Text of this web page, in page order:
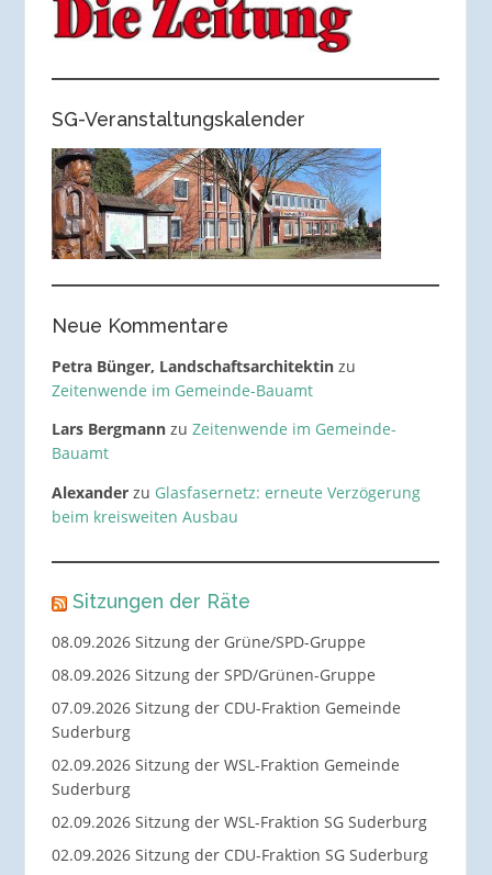
SG-Veranstaltungskalender
Neue Kommentare
Petra Bünger, Landschaftsarchitektinzu
Zeitenwende im Gemeinde-Bauamt
Lars Bergmannzu Zeitenwende im Gemeinde-
Bauamt
Alexanderzu Glasfasernetz: erneute Verzögerung
beim kreisweiten Ausbau
Sitzungen der Räte
08.09.2026 Sitzung der Grüne/SPD-Gruppe
08.09.2026 Sitzung der SPD/Grünen-Gruppe
07.09.2026 Sitzung der CDU-Fraktion Gemeinde
Suderburg
02.09.2026 Sitzung der WSL-Fraktion Gemeinde
Suderburg
02.09.2026 Sitzung der WSL-Fraktion SG Suderburg
02.09.2026 Sitzung der CDU-Fraktion SG Suderburg